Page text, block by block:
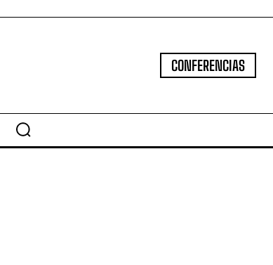
CONFERENCIAS